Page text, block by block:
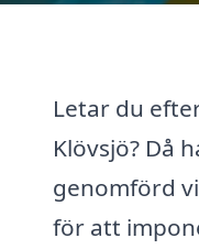
Letar du
Klövsjö? Då
genomförd
för att